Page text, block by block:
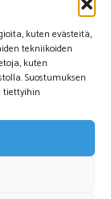
kuten evästeitä,
tekniikoiden
kuten
Suostumuksen
vaihtoehto,
jos